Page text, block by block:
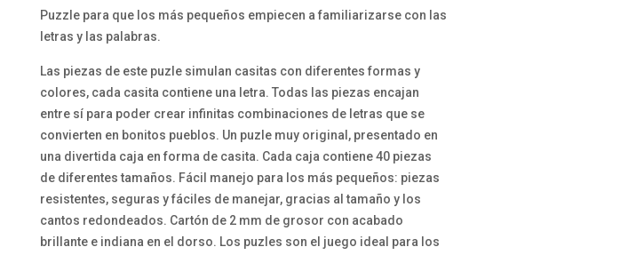
Puzzle para que los más pequeños empiecen a familiarizarse con las
letras y las palabras.
Las piezas de este puzle simulan casitas con diferentes formas y
colores, cada casita contiene una letra. Todas las piezas encajan
entre sí para poder crear infinitas combinaciones de letras que se
convierten en bonitos pueblos. Un puzle muy original, presentado en
una divertida caja en forma de casita. Cada caja contiene 40 piezas
de diferentes tamaños. Fácil manejo para los más pequeños: piezas
resistentes, seguras y fáciles de manejar, gracias al tamaño y los
cantos redondeados. Cartón de 2 mm de grosor con acabado
brillante e indiana en el dorso. Los puzles son el juego ideal para los